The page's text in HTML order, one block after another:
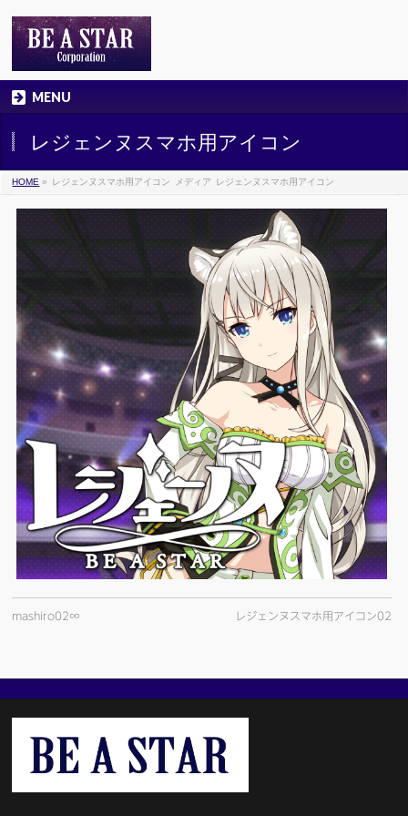
MENU
レジェンヌスマホ用アイコン
HOME » レジェンヌスマホ用アイコン メディア レジェンヌスマホ用アイコン
mashiro02∞ レジェンヌスマホ用アイコン02